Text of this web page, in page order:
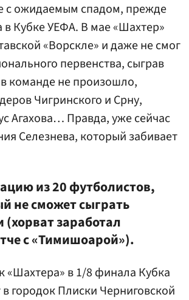
с ожидаемым спадом, прежде
в Кубке УЕФА. В мае «Шахтер»
«Ворскле» и даже не смог
первенства, сыграв
команде не произошло,
Чигринского и Срну,
Агахова… Правда, уже сейчас
Селезнева, который забивает
из 20 футболистов,
не сможет сыграть
заработал
с «Тимишоарой»).
«Шахтера» в 1/8 финала Кубка
городок Плиски Черниговской